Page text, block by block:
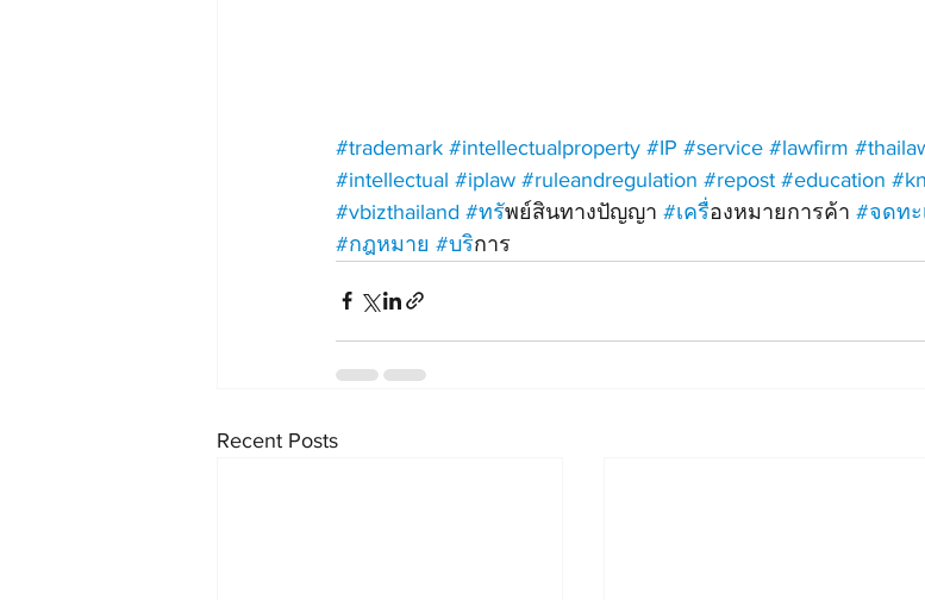
#trademark #intellectualproperty #IP #service #lawfirm
#intellectual #iplaw #ruleandregulation #repost #education
#vbizthailand #ทรัพย์สินทางปัญญา #เครื่องหมายการค้า #จดทะ
#กฎหมาย #บริการ
Recent Posts